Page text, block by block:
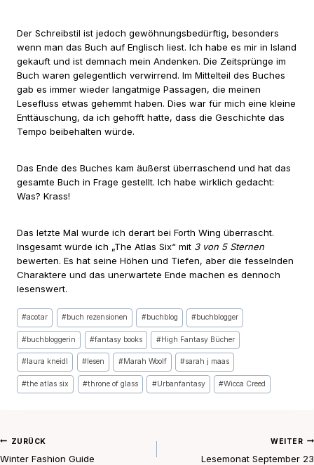
Der Schreibstil ist jedoch gewöhnungsbedürftig, besonders
wenn man das Buch auf Englisch liest. Ich habe es mir in Island
gekauft und ist demnach mein Andenken. Die Zeitsprünge im
Buch waren gelegentlich verwirrend. Im Mittelteil des Buches
gab es immer wieder langatmige Passagen, die meinen
Lesefluss etwas gehemmt haben. Dies war für mich eine kleine
Enttäuschung, da ich gehofft hatte, dass die Geschichte das
Tempo beibehalten würde.
Das Ende des Buches kam äußerst überraschend und hat das
gesamte Buch in Frage gestellt. Ich habe wirklich gedacht:
Was? Krass!
Das letzte Mal wurde ich derart bei Forth Wing überrascht.
Insgesamt würde ich „The Atlas Six“ mit 3 von 5 Sternen
bewerten. Es hat seine Höhen und Tiefen, aber die fesselnden
Charaktere und das unerwartete Ende machen es dennoch
lesenswert.
Schlagworte:
#acotar #buch rezensionen #buchblog #buchblogger
#buchbloggerin #fantasy books #High Fantasy Bücher
# laura kneidl #lesen #Marah Woolf #sarah j maas
#the atlas six #throne of glass #Urbanfantasy #Wicca Creed
Beitragsnavigation
ZURÜCK
Winter Fashion Guide
WEITER
Lesemonat September 23